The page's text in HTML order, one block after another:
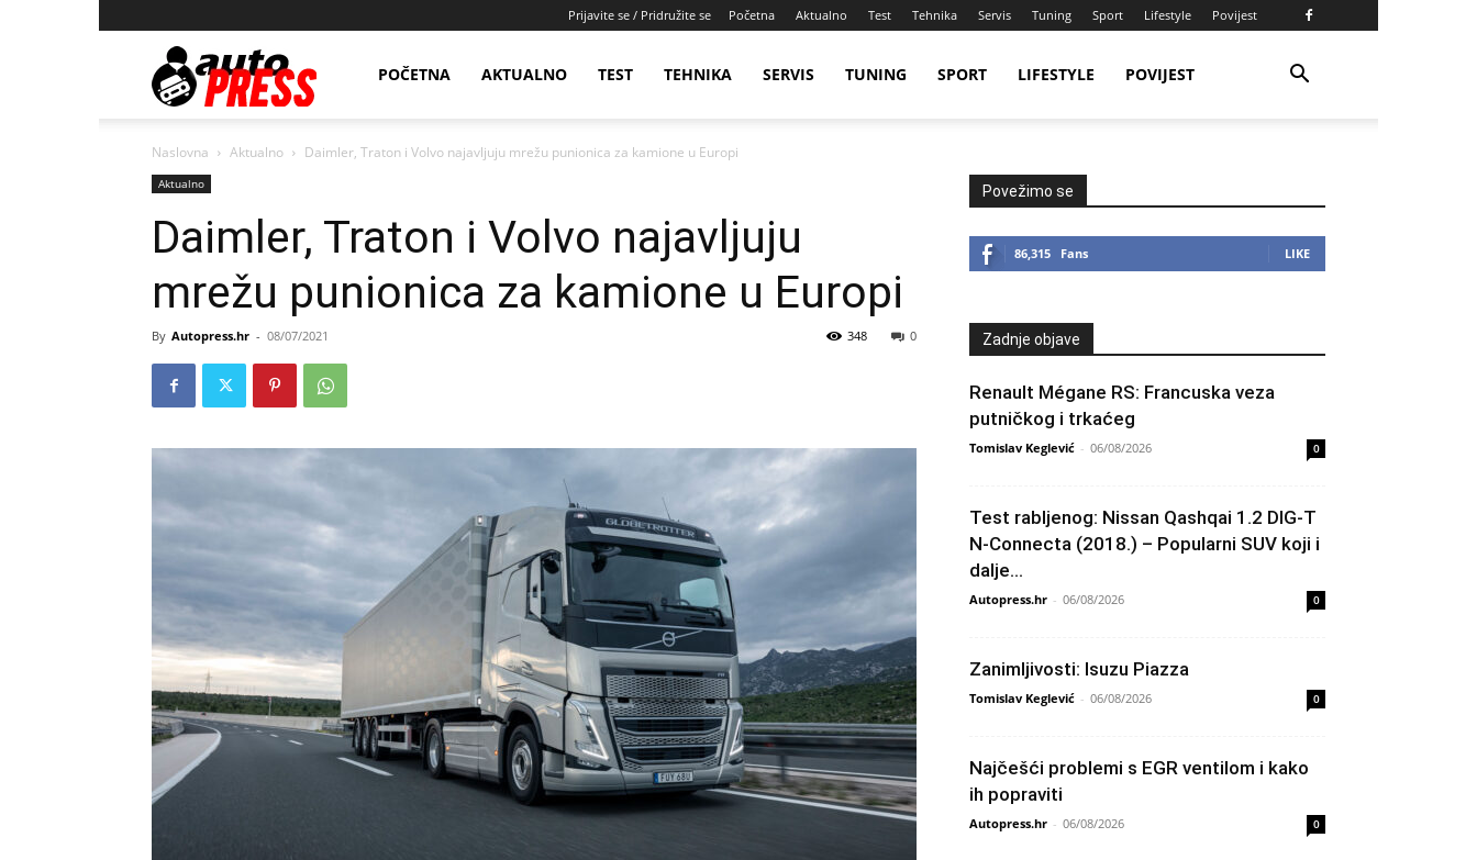
Prijavite se / Pridružite se Početna Aktualno Test Tehnika Servis Tuning Sport Lifestyle Povijest
AutopressHRPOČETNA AKTUALNO TEST TEHNIKA SERVIS TUNING SPORT LIFESTYLE POVIJEST
Naslovna Aktualno Daimler, Traton i Volvo najavljuju mrežu punionica za kamione u Europi
Aktualno
Daimler, Traton i Volvo najavljuju
mrežu punionica za kamione u Europi
By Autopress.hr - 08/07/2021 0
348
Povežimo se
86,315 Fans LIKE
Zadnje objave
Renault Mégane RS: Francuska veza
putničkog i trkaćeg
Tomislav Keglević - 06/08/2026 0
Test rabljenog: Nissan Qashqai 1.2 DIG-T
N-Connecta (2018.) – Popularni SUV koji i
dalje...
Autopress.hr - 06/08/2026 0
Zanimljivosti: Isuzu Piazza
Tomislav Keglević - 06/08/2026 0
Najčešći problemi s EGR ventilom i kako
ih popraviti
Autopress.hr - 06/08/2026 0